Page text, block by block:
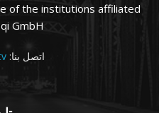
of the institutions affiliated
GmbH
اتصل بنا: